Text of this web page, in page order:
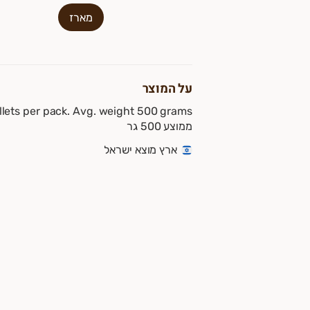
מארז
על המוצר
ממוצע 500 גר
ארץ מוצא ישראל